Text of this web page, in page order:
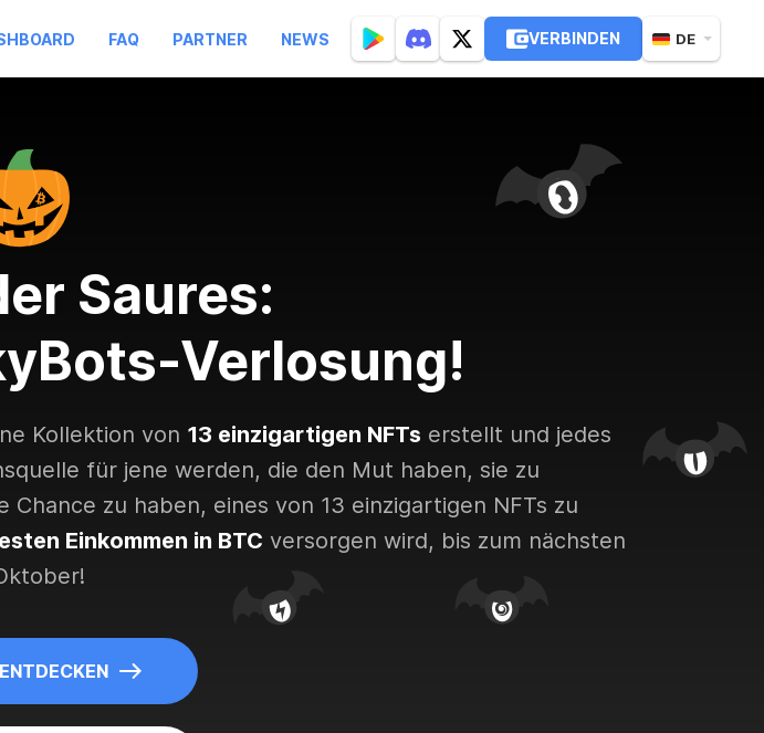
FAQ PARTNER NEWS VERBINDEN DE
Saures:
Verlosung!
Kollektion von 13 einzigartigen NFTs erstellt und jedes
für jene werden, die den Mut haben, sie zu
Chance zu haben, eines von 13 einzigartigen NFTs zu
Einkommen in BTC versorgen wird, bis zum nächsten